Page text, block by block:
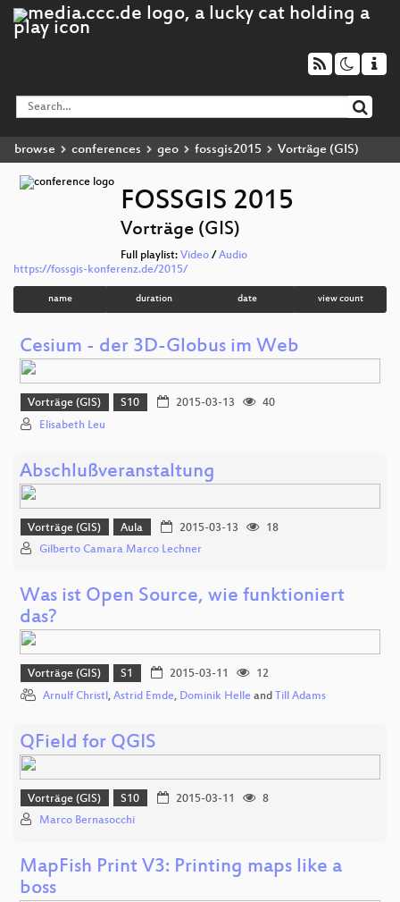
browse conferences geo fossgis2015 Vorträge (GIS)
FOSSGIS 2015
Vorträge (GIS)
Full playlist: Video / Audio
https://fossgis-konferenz.de/2015/
name duration date view count
Cesium - der 3D-Globus im Web
Vorträge (GIS) S10 2015-03-13
40
Elisabeth Leu
Abschlußveranstaltung
Vorträge (GIS) Aula 2015-03-13
18
Gilberto Camara Marco Lechner
Was ist Open Source, wie funktioniert
das?
Vorträge (GIS) S1 2015-03-11
12
Arnulf Christl , Astrid Emde, Dominik Helle and Till Adams
QField for QGIS
Vorträge (GIS) S10 2015-03-11
8
Marco Bernasocchi
MapFish Print V3: Printing maps like a
boss